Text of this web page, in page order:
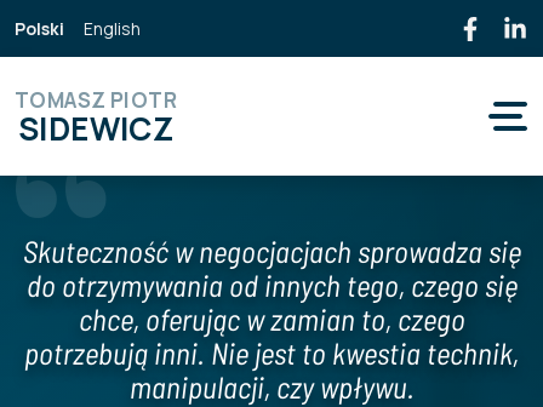
Polski English
TOMASZ PIOTR
SIDEWICZ
Skuteczność w negocjacjach sprowadza się
do otrzymywania od innych tego, czego się
chce, oferując w zamian to, czego
potrzebują inni. Nie jest to kwestia technik,
manipulacji, czy wpływu.